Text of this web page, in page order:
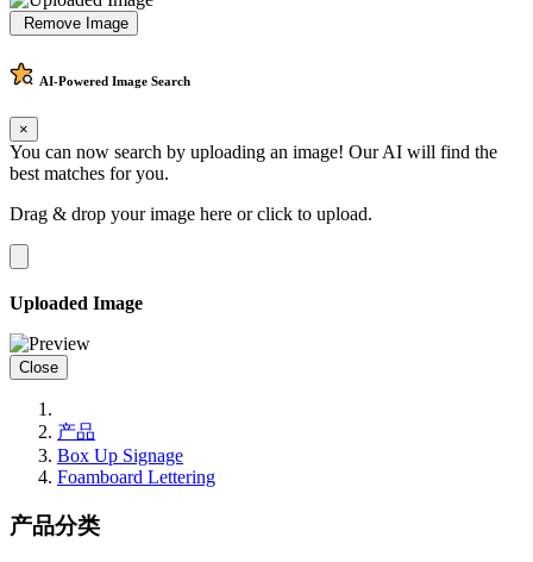
Remove Image
AI-Powered Image Search
×
You can now search by uploading an image! Our AI will find the
best matches for you.
Drag & drop your image here orclick to upload.
Uploaded Image
Close
产品
Box Up Signage
Foamboard Lettering
产品分类